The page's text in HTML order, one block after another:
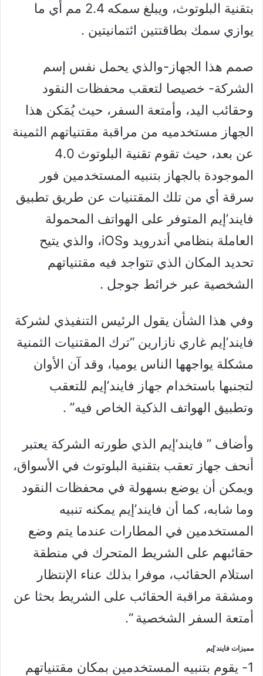
بتقنية البلوتوث، ويبلغ سمكه 2.4 مم أي ما
يوازي سمك بطاقتتين ائتمانيتين .
صمم هذا الجهاز-والذي يحمل نفس إسم
الشركة- خصيصا لتعقب محفظات النقود
وحقائب اليد، وأمتعة السفر، حيث يُمَكن هذا
الجهاز مستخدميه من مراقبة مقتنياتهم الثمينة
عن بعد، حيث تقوم تقنية البلوتوث 4.0
الموجودة بالجهاز بتنبيه المستخدمين فور
سرقة أي من تلك المقتنيات عن طريق تطبيق
فايند’إيم المتوفر على الهواتف المحمولة
العاملة بنظامي أندرويد وiOS، والذي يتيح
تحديد المكان الذي تتواجد فيه مقتنياتهم
الشخصية عبر خرائط جوجل .
وفي هذا الشأن يقول الرئيس التنفيذي لشركة
فايند’إيم غاري نازارين “ترك المقتنيات الثمنية
مشكلة يواجهها الناس يوميا، وقد آن الأوان
لتجنبها باستخدام جهاز فايند’إيم للتعقب
وتطبيق الهواتف الذكية الخاص فيه” .
وأضاف ” فايند’إيم الذي طورته الشركة يعتبر
أنحف جهاز تعقب بتقنية البلوتوث في الأسواق،
ويمكن أن يوضع بسهولة في محفظات النقود
وما شابه، كما أن فايند’إيم يمكنه تنبيه
المستخدمين في المطارات عندما يتم وضع
حقائبهم على الشريط المتحرك في منطقة
استلام الحقائب، موفرا بذلك عناء الإنتظار
ومشقة مراقبة الحقائب على الشريط بحثا عن
أمتعة السفر الشخصية “.
مميزات فايند’إيم
1- يقوم بتنبيه المستخدمين بمكان مقتنياتهم